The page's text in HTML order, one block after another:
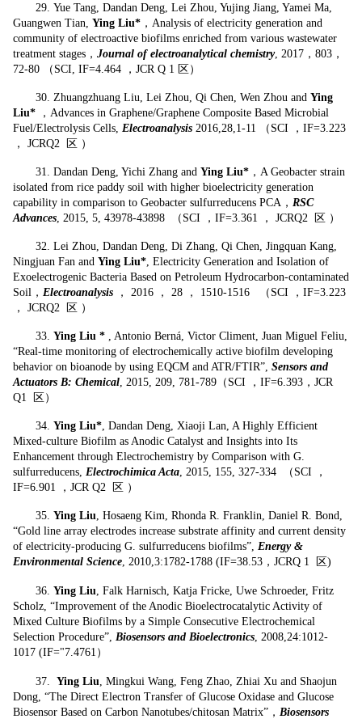
29. Yue Tang, Dandan Deng, Lei Zhou, Yujing Jiang, Yamei Ma,
Guangwen Tian, Ying Liu* ，Analysis of electricity generation and
community of electroactive biofilms enriched from various wastewater
treatment stages， Journal of electroanalytical chemistry, 2017，803，
72-80 （SCI, IF=4.464 ，JCR Q 1 区）
30. Zhuangzhuang Liu, Lei Zhou, Qi Chen, Wen Zhou and Ying
Liu* ，Advances in Graphene/Graphene Composite Based Microbial
Fuel/Electrolysis Cells, Electroanalysis 2016,28,1-11 （SCI ，IF=3.223
， JCRQ2 区 ）
31. Dandan Deng, Yichi Zhang and Ying Liu* ，A Geobacter strain
isolated from rice paddy soil with higher bioelectricity generation
capability in comparison to Geobacter sulfurreducens PCA， RSC
Advances , 2015, 5, 43978-43898 （SCI ，IF=3.361 ， JCRQ2 区 ）
32. Lei Zhou, Dandan Deng, Di Zhang, Qi Chen, Jingquan Kang,
Ningjuan Fan and Ying Liu* , Electricity Generation and Isolation of
Exoelectrogenic Bacteria Based on Petroleum Hydrocarbon-contaminated
Soil， Electroanalysis
， 2016 ， 28 ， 1510-1516 （SCI ，IF=3.223
， JCRQ2 区 ）
33. Ying Liu * , Antonio Berná, Victor Climent, Juan Miguel Feliu,
“Real-time monitoring of electrochemically active biofilm developing
behavior on bioanode by using EQCM and ATR/FTIR”, Sensors and
Actuators B: Chemical , 2015, 209, 781-789（SCI ，IF=6.393，JCR
Q1 区）
34. Ying Liu* , Dandan Deng, Xiaoji Lan, A Highly Efficient
Mixed-culture Biofilm as Anodic Catalyst and Insights into Its
Enhancement through Electrochemistry by Comparison with G.
sulfurreducens, Electrochimica Acta , 2015, 155, 327-334 （SCI ，
IF=6.901 ，JCR Q2 区 ）
35. Ying Liu , Hosaeng Kim, Rhonda R. Franklin, Daniel R. Bond,
“Gold line array electrodes increase substrate affinity and current density
of electricity-producing G. sulfurreducens biofilms”, Energy &
Environmental Science , 2010,3:1782-1788 (IF=38.53，JCRQ 1 区)
36. Ying Liu , Falk Harnisch, Katja Fricke, Uwe Schroeder, Fritz
Scholz, “Improvement of the Anodic Bioelectrocatalytic Activity of
Mixed Culture Biofilms by a Simple Consecutive Electrochemical
Selection Procedure”, Biosensors and Bioelectronics , 2008,24:1012-
1017 (IF="7.4761）
37. Ying Liu , Mingkui Wang, Feng Zhao, Zhiai Xu and Shaojun
Dong, “The Direct Electron Transfer of Glucose Oxidase and Glucose
Biosensor Based on Carbon Nanotubes/chitosan Matrix”， Biosensors